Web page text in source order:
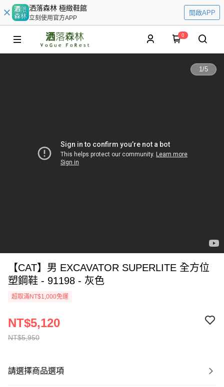
洒落森林 極緻鞋館
立刻使用官方APP
開啟APP
0
1/5
【CAT】男 EXCAVATOR SUPERLITE 全方位
塑鋼鞋 - 91198 - 灰色
超取滿NT$1,000免運
NT$5,950
NT$5,120
請選擇商品選項